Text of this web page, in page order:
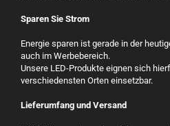
Sparen Sie Strom
Energie sparen ist gerade in der
auch im Werbebereich.
Unsere LED-Produkte eignen sich
verschiedensten Orten einsetzbar.
Lieferumfang und Versand